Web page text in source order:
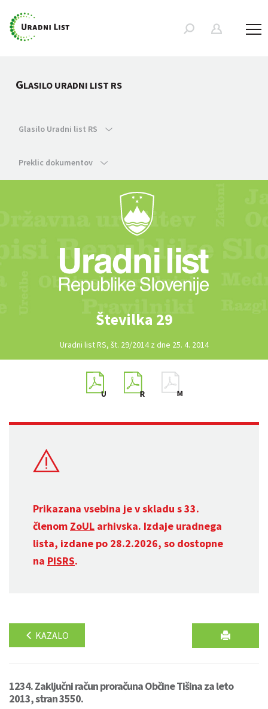
GLASILO URADNI LIST RS
Glasilo Uradni list RS
Preklic dokumentov
Številka 29
Uradni list RS, št. 29/2014 z dne 25. 4. 2014
Prikazana vsebina je v skladu s 33.
členom ZoUL arhivska. Izdaje uradnega
lista, izdane po 28.2.2026, so dostopne
na PISRS.
KAZALO
1234. Zaključni račun proračuna Občine Tišina za leto
2013, stran 3550.